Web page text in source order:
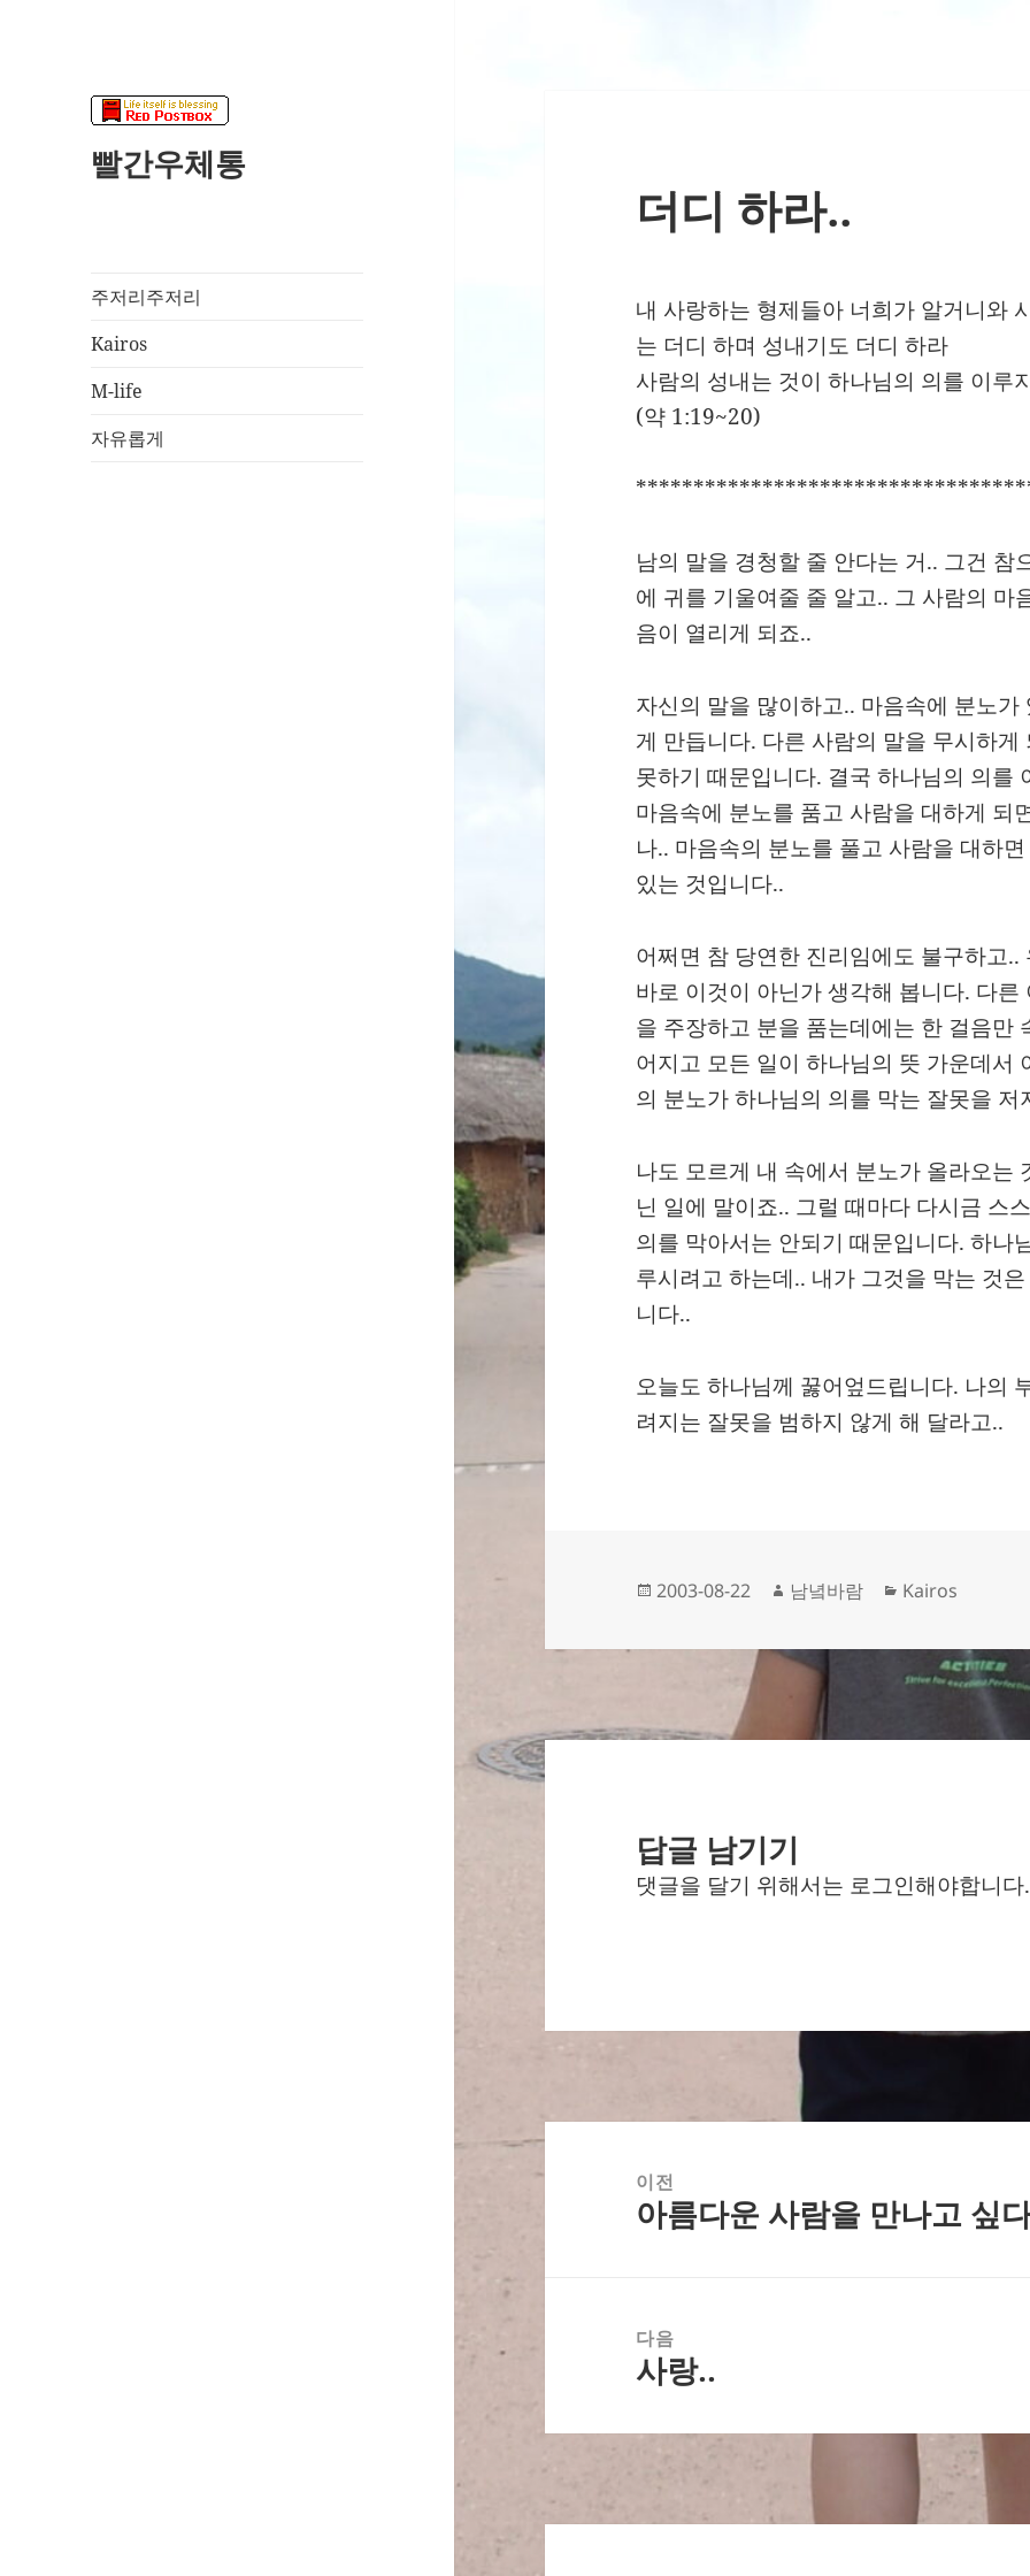
빨간우체통
주저리주저리
Kairos
M-life
자유롭게
더디 하라..
내 사랑하는 형제들아 너희가 알거니와
는 더디 하며 성내기도 더디 하라
사람의 성내는 것이 하나님의 의를 이루
(약 1:19~20)
남의 말을 경청할 줄 안다는 거.. 그건
에 귀를 기울여줄 줄 알고.. 그 사람의 마
음이 열리게 되죠..
자신의 말을 많이하고.. 마음속에 분노
게 만듭니다. 다른 사람의 말을 무시하
못하기 때문입니다. 결국 하나님의 의를
마음속에 분노를 품고 사람을 대하게 되
나.. 마음속의 분노를 풀고 사람을 대하
있는 것입니다..
어쩌면 참 당연한 진리임에도 불구하고
바로 이것이 아닌가 생각해 봅니다. 다
을 주장하고 분을 품는데에는 한 걸음만
어지고 모든 일이 하나님의 뜻 가운데서
의 분노가 하나님의 의를 막는 잘못을 저
나도 모르게 내 속에서 분노가 올라오는
닌 일에 말이죠.. 그럴 때마다 다시금 스
의를 막아서는 안되기 때문입니다. 하나
루시려고 하는데.. 내가 그것을 막는 것
니다..
오늘도 하나님께 꿇어엎드립니다. 나의
려지는 잘못을 범하지 않게 해 달라고..
작
일
2003-08-22
글
이
남녘바람
카
고
리
Kairos
답글 남기기
댓글을 달기 위해서는 로그인해야합니다.
글
이전
이
아름다운 사람을 만나고 싶
다음
다
글:
사랑..